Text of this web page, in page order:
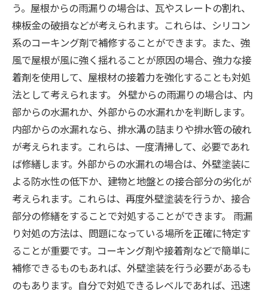
う。屋根からの雨漏りの場合は、瓦やスレートの割れ、
棟板金の破損などが考えられます。これらは、シリコン
系のコーキング剤で補修することができます。また、強
風で屋根が風に強く揺れることが原因の場合、強力な接
着剤を使用して、屋根材の接着力を強化することも対処
法として考えられます。 外壁からの雨漏りの場合は、内
部からの水漏れか、外部からの水漏れかを判断します。
内部からの水漏れなら、排水溝の詰まりや排水管の破れ
が考えられます。これらは、一度清掃して、必要であれ
ば修繕します。外部からの水漏れの場合は、外壁塗装に
よる防水性の低下か、建物と地盤との接合部分の劣化が
考えられます。これらは、再度外壁塗装を行うか、接合
部分の修繕をすることで対処することができます。 雨漏
り対処の方法は、問題になっている場所を正確に特定す
ることが重要です。コーキング剤や接着剤などで簡単に
補修できるものもあれば、外壁塗装を行う必要があるも
のもあります。自分で対処できるレベルであれば、迅速